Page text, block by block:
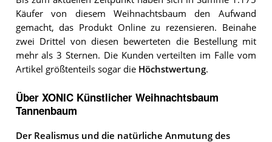
Käufer von diesem Weihnachtsbaum den Aufwand
gemacht, das Produkt Online zu rezensieren. Beinahe
zwei Drittel von diesen bewerteten die Bestellung mit
mehr als 3 Sternen. Die Kunden verteilten im Falle vom
Artikel größtenteils sogar die Höchstwertung.
Über XONIC Künstlicher Weihnachtsbaum
Tannenbaum
Der Realismus und die natürliche Anmutung des